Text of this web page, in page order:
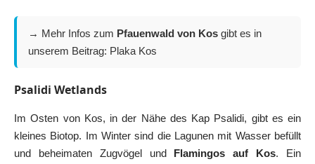
→ Mehr Infos zum Pfauenwald von Kos gibt es in
unserem Beitrag: Plaka Kos
Psalidi Wetlands
Im Osten von Kos, in der Nähe des Kap Psalidi, gibt es ein
kleines Biotop. Im Winter sind die Lagunen mit Wasser befüllt
und beheimaten Zugvögel und Flamingos auf Kos. Ein